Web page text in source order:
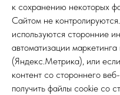
к сохранению некоторых
Сайтом не
используются сторонние
автоматизации маркетинга
(Яндекс.Метрика), или
контент со стороннего
получить файлы cookie со